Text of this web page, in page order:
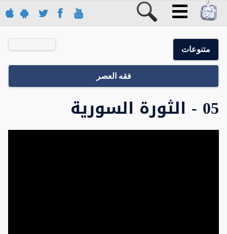
متنوعات
فقه العصر
05 - الثورة السورية